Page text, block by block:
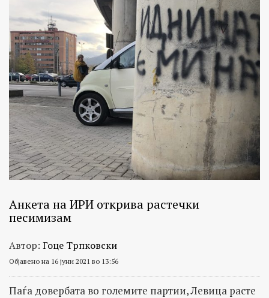
Анкета на ИРИ открива растечки
песимизам
Автор: Гоце Трпковски
Објавено на 16 јуни 2021 во 13:56
Паѓа довербата во големите партии, Левица расте